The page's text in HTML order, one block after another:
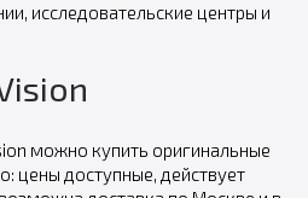
исследовательские центры и
можно купить оригинальные
цены доступные, действует